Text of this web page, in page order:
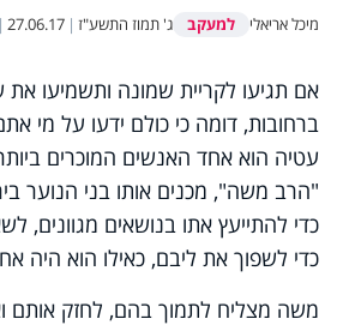
מיכל אריאלי למעקב ג' תמוז התשע"ז |
27.06.17
|
אם תגיעו לקריית שמונה ותשמיעו
ברחובות, דומה כי כולם ידעו על מי
עטיה הוא אחד האנשים המוכרים
"הרב משה", מכנים אותו בני הנוער
כדי להתייעץ אתו בנושאים מגוונים,
כדי לשפוך את ליבם, כאילו הוא היה
משה מצליח לתמוך בהם, לחזק אותם